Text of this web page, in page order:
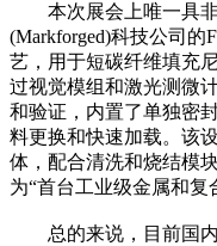
本次展会上唯一具非
(Markforged)科技公司
艺，用于短碳纤维填充
过视觉模组和激光测微
和验证，内置了单独密
料更换和快速加载。该
体，配合清洗和烧结模
为“首台工业级金属和复
总的来说，目前国内